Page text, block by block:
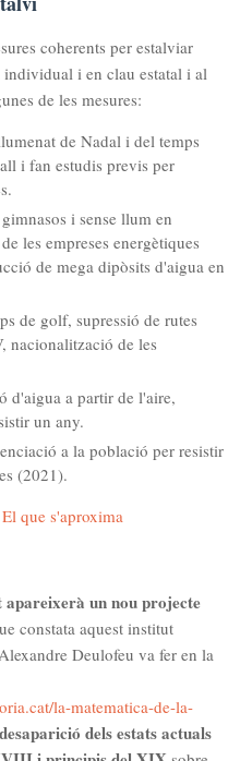
coherents per estalviar
i en clau estatal i al
de les mesures:
de Nadal i del temps
i fan estudis previs per
i sense llum en
les empreses energètiques
de mega dipòsits d'aigua en
de golf, supressió de rutes
, nacionalització de les
d'aigua a partir de l'aire,
un any.
a la població per resistir
(2021).
El que s'aproxima
apareixerà un nou projecte
constata aquest institut
Deulofeu va fer en la
la-matematica-de-la-
dels estats actuals